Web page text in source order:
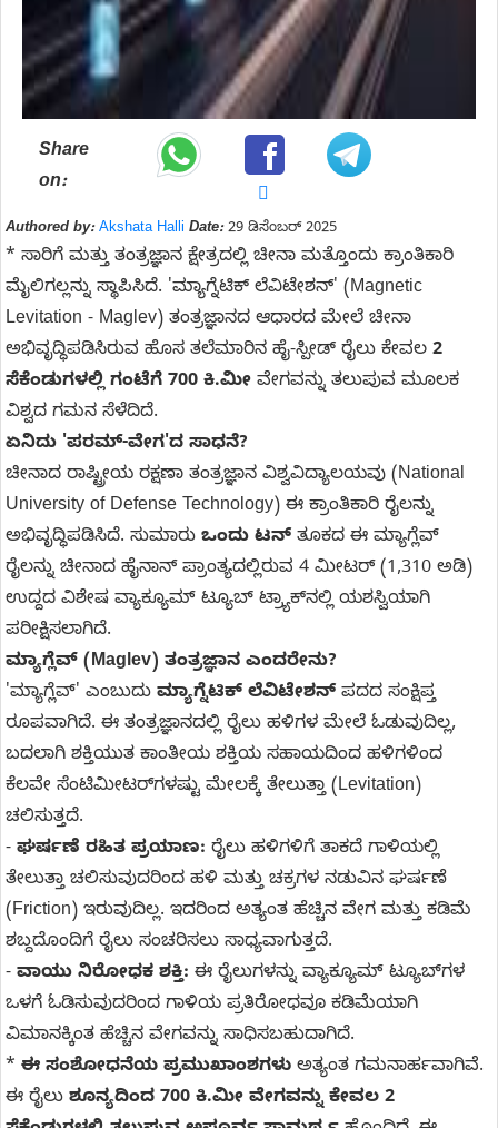
Share
on:
Authored by: Akshata Halli Date:29 ಡಿಸೆಂಬರ್ 2025
* ಸಾರಿಗೆ ಮತ್ತು ತಂತ್ರಜ್ಞಾನ ಕ್ಷೇತ್ರದಲ್ಲಿ ಚೀನಾ ಮತ್ತೊಂದು ಕ್ರಾಂತಿಕಾರಿ
ಮೈಲಿಗಲ್ಲನ್ನು ಸ್ಥಾಪಿಸಿದೆ. 'ಮ್ಯಾಗ್ನೆಟಿಕ್ ಲೆವಿಟೇಶನ್' (Magnetic
Levitation - Maglev) ತಂತ್ರಜ್ಞಾನದ ಆಧಾರದ ಮೇಲೆ ಚೀನಾ
ಅಭಿವೃದ್ಧಿಪಡಿಸಿರುವ ಹೊಸ ತಲೆಮಾರಿನ ಹೈ-ಸ್ಪೀಡ್ ರೈಲು ಕೇವಲ 2
ಸೆಕೆಂಡುಗಳಲ್ಲಿ ಗಂಟೆಗೆ 700 ಕಿ.ಮೀ ವೇಗವನ್ನು ತಲುಪುವ ಮೂಲಕ
ವಿಶ್ವದ ಗಮನ ಸೆಳೆದಿದೆ.
ಏನಿದು 'ಪರಮ್-ವೇಗ'ದ ಸಾಧನೆ?
ಚೀನಾದ ರಾಷ್ಟ್ರೀಯ ರಕ್ಷಣಾ ತಂತ್ರಜ್ಞಾನ ವಿಶ್ವವಿದ್ಯಾಲಯವು (National
University of Defense Technology) ಈ ಕ್ರಾಂತಿಕಾರಿ ರೈಲನ್ನು
ಅಭಿವೃದ್ಧಿಪಡಿಸಿದೆ. ಸುಮಾರು ಒಂದು ಟನ್ ತೂಕದ ಈ ಮ್ಯಾಗ್ಲೆವ್
ರೈಲನ್ನು ಚೀನಾದ ಹೈನಾನ್ ಪ್ರಾಂತ್ಯದಲ್ಲಿರುವ 4 ಮೀಟರ್ (1,310 ಅಡಿ)
ಉದ್ದದ ವಿಶೇಷ ವ್ಯಾಕ್ಯೂಮ್ ಟ್ಯೂಬ್ ಟ್ರ್ಯಾಕ್‌ನಲ್ಲಿ ಯಶಸ್ವಿಯಾಗಿ
ಪರೀಕ್ಷಿಸಲಾಗಿದೆ.
ಮ್ಯಾಗ್ಲೆವ್ (Maglev) ತಂತ್ರಜ್ಞಾನ ಎಂದರೇನು?
'ಮ್ಯಾಗ್ಲೆವ್' ಎಂಬುದು ಮ್ಯಾಗ್ನೆಟಿಕ್ ಲೆವಿಟೇಶನ್ ಪದದ ಸಂಕ್ಷಿಪ್ತ
ರೂಪವಾಗಿದೆ. ಈ ತಂತ್ರಜ್ಞಾನದಲ್ಲಿ ರೈಲು ಹಳಿಗಳ ಮೇಲೆ ಓಡುವುದಿಲ್ಲ,
ಬದಲಾಗಿ ಶಕ್ತಿಯುತ ಕಾಂತೀಯ ಶಕ್ತಿಯ ಸಹಾಯದಿಂದ ಹಳಿಗಳಿಂದ
ಕೆಲವೇ ಸೆಂಟಿಮೀಟರ್‌ಗಳಷ್ಟು ಮೇಲಕ್ಕೆ ತೇಲುತ್ತಾ (Levitation)
ಚಲಿಸುತ್ತದೆ.
- ಘರ್ಷಣೆ ರಹಿತ ಪ್ರಯಾಣ: ರೈಲು ಹಳಿಗಳಿಗೆ ತಾಕದೆ ಗಾಳಿಯಲ್ಲಿ
ತೇಲುತ್ತಾ ಚಲಿಸುವುದರಿಂದ ಹಳಿ ಮತ್ತು ಚಕ್ರಗಳ ನಡುವಿನ ಘರ್ಷಣೆ
(Friction) ಇರುವುದಿಲ್ಲ. ಇದರಿಂದ ಅತ್ಯಂತ ಹೆಚ್ಚಿನ ವೇಗ ಮತ್ತು ಕಡಿಮೆ
ಶಬ್ದದೊಂದಿಗೆ ರೈಲು ಸಂಚರಿಸಲು ಸಾಧ್ಯವಾಗುತ್ತದೆ.
- ವಾಯು ನಿರೋಧಕ ಶಕ್ತಿ: ಈ ರೈಲುಗಳನ್ನು ವ್ಯಾಕ್ಯೂಮ್ ಟ್ಯೂಬ್‌ಗಳ
ಒಳಗೆ ಓಡಿಸುವುದರಿಂದ ಗಾಳಿಯ ಪ್ರತಿರೋಧವೂ ಕಡಿಮೆಯಾಗಿ
ವಿಮಾನಕ್ಕಿಂತ ಹೆಚ್ಚಿನ ವೇಗವನ್ನು ಸಾಧಿಸಬಹುದಾಗಿದೆ.
* ಈ ಸಂಶೋಧನೆಯ ಪ್ರಮುಖಾಂಶಗಳು ಅತ್ಯಂತ ಗಮನಾರ್ಹವಾಗಿವೆ.
ಈ ರೈಲು ಶೂನ್ಯದಿಂದ 700 ಕಿ.ಮೀ ವೇಗವನ್ನು ಕೇವಲ 2